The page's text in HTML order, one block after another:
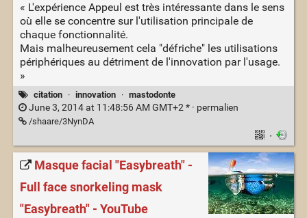
« L'expérience Appeul est très intéressante dans le sens
où elle se concentre sur l'utilisation principale de
chaque fonctionnalité.
Mais malheureusement cela "défriche" les utilisations
périphériques au détriment de l'innovation par l'usage.
»
citation · innovation · mastodonte
June 3, 2014 at 11:48:56 AM GMT+2 * · permalien
/shaare/3NynDA
·
Masque facial "Easybreath" -
Full face snorkeling mask
"Easybreath" - YouTube